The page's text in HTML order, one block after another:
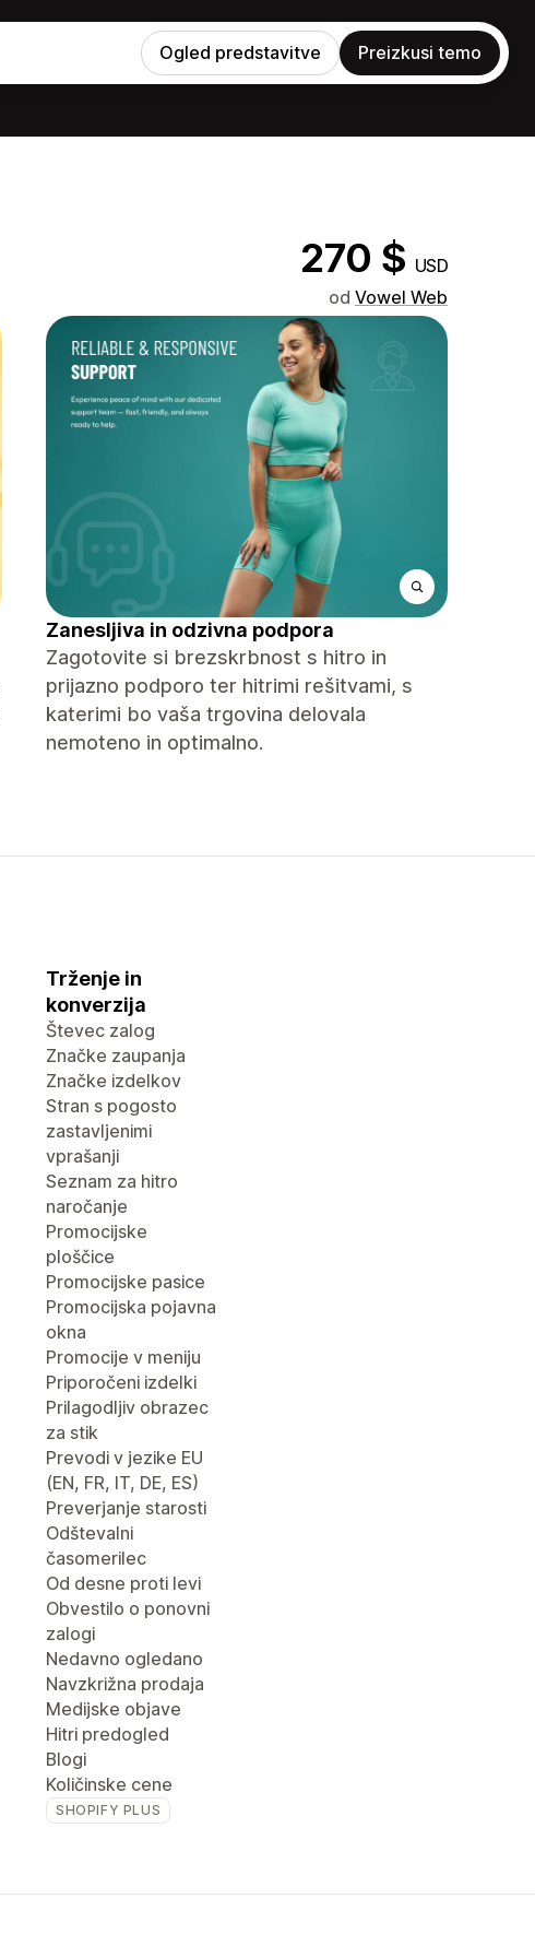
Ogled predstavitve Preizkusi temo
270 $ USD
od Vowel Web
Zanesljiva in odzivna podpora
Zagotovite si brezskrbnost s hitro in
prijazno podporo ter hitrimi rešitvami, s
katerimi bo vaša trgovina delovala
nemoteno in optimalno.
Trženje in
konverzija
Števec zalog
Značke zaupanja
Značke izdelkov
Stran s pogosto
zastavljenimi
vprašanji
Seznam za hitro
naročanje
Promocijske
ploščice
Promocijske pasice
Promocijska pojavna
okna
Promocije v meniju
Priporočeni izdelki
Prilagodljiv obrazec
za stik
Prevodi v jezike EU
(EN, FR, IT, DE, ES)
Preverjanje starosti
Odštevalni
časomerilec
Od desne proti levi
Obvestilo o ponovni
zalogi
Nedavno ogledano
Navzkrižna prodaja
Medijske objave
Hitri predogled
Blogi
Količinske cene
SHOPIFY PLUS